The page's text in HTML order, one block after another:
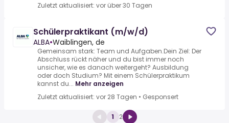
Zuletzt aktualisiert: vor über 30 Tagen
Schülerpraktikant (m/w/d)
ALBA•Waiblingen, de
Gemeinsam stark: Team und Aufgaben.Dein Ziel: Der
Abschluss rückt näher und du bist immer noch
unsicher, wie es danach weitergeht? Ausbildung
oder doch Studium? Mit einem Schülerpraktikum
kannst du... Mehr anzeigen
Zuletzt aktualisiert: vor 28 Tagen • Gesponsert
1 2